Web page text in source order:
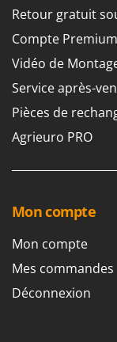
Retour gratuit
Compte Premium
Vidéo de
Service après-
Pièces de
Agrieuro PRO
Mon compte
Mon compte
Mes commandes
Déconnexion